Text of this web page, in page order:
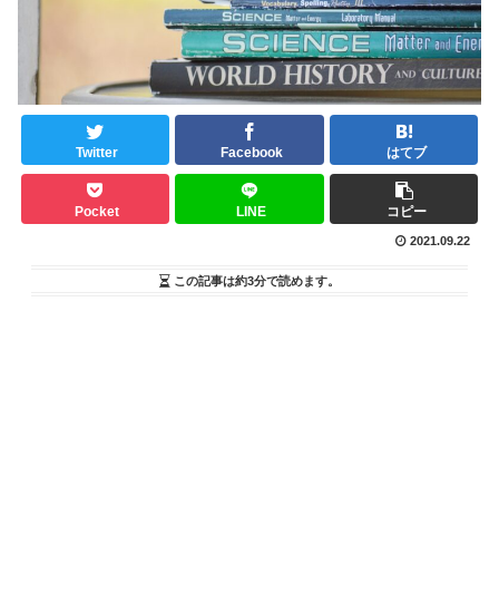
Twitter Facebook はてブ
Pocket LINE コピー
2021.09.22
この記事は約3分で読めます。